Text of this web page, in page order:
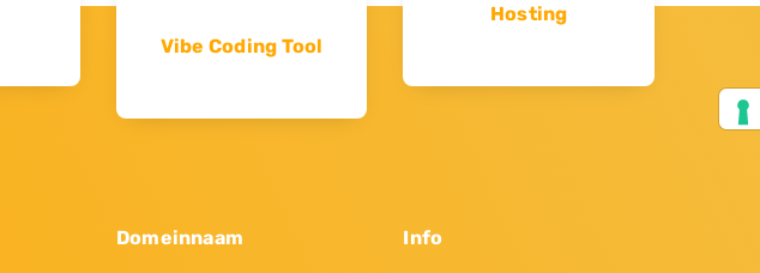
Vibe Coding Tool
Hosting
Domeinnaam Info